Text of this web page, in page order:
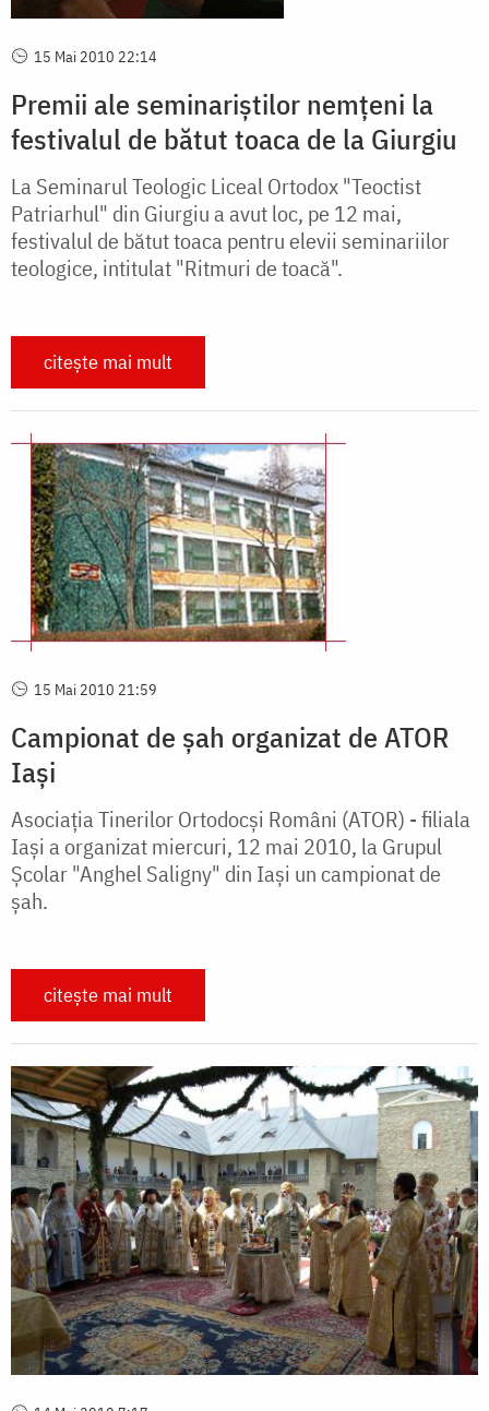
15 Mai 2010 22:14
Premii ale seminariștilor nemțeni la
festivalul de bătut toaca de la Giurgiu
La Seminarul Teologic Liceal Ortodox "Teoctist
Patriarhul" din Giurgiu a avut loc, pe 12 mai,
festivalul de bătut toaca pentru elevii seminariilor
teologice, intitulat "Ritmuri de toacă".
citește mai mult
15 Mai 2010 21:59
Campionat de șah organizat de ATOR
Iași
Asociația Tinerilor Ortodocși Români (ATOR) - filiala
Iași a organizat miercuri, 12 mai 2010, la Grupul
Școlar "Anghel Saligny" din Iași un campionat de
șah.
citește mai mult